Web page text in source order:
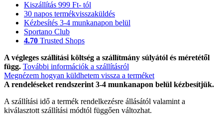
Kiszállítás 999 Ft- tól
30 napos termékvisszaküldés
Kézbesítés 3-4 munkanapon belül
Sportano Club
4.70 Trusted Shops
A végleges szállítási költség a szállítmány súlyától és méretétől
függ. További információk a szállításról
Megnézem hogyan küldhetem vissza a terméket
A rendeléseket rendszerint 3-4 munkanapon belül kézbesítjük.
A szállítási idő a termék rendelkezésre állásától valamint a
kiválasztott szállítási módtól függően változhat.